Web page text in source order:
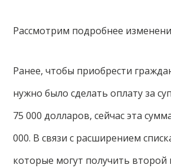
Рассмотрим подробнее
Ранее, чтобы приобрести
нужно было сделать оплату за
75 000 долларов, сейчас эта
000. В связи с расширением
которые могут получить второй